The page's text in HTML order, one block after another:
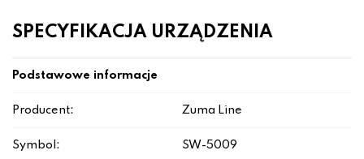
SPECYFIKACJA URZĄDZENIA
Podstawowe informacje
Producent: Zuma Line
Symbol: SW-5009